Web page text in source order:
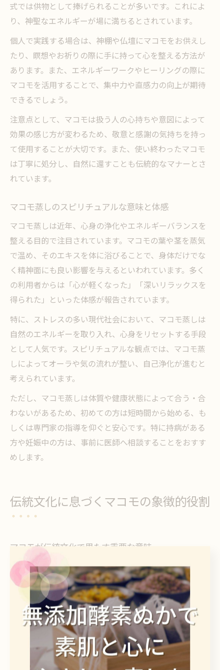
式では供物として捧げられることが多いです。これによ
り、神聖なエネルギーが場に満ちるとされています。
個人で実践する場合は、神棚や仏壇にマコモをお供えし
たり、瞑想やお祈りの際に手に持って心を整える方法が
あります。また、エネルギーワークやヒーリングの際に
マコモを活用することで、集中力や直感力の向上が期待
できるでしょう。
注意点として、マコモは扱う人の心持ちや意図によって
効果の感じ方が変わるため、敬意と感謝の気持ちを持っ
て使用することが大切です。また、使い終わったマコモ
は丁寧に処分し、自然に還すことも伝統的なマナーとさ
れています。
マコモ蒸しのスピリチュアルな意味と体感
マコモ蒸しは近年、心身の浄化やエネルギーバランスを
整える目的で注目されています。マコモの葉や茎を蒸気
で温め、そのエキスを体に浴びることで、身体だけでな
く精神面にも良い影響を与えるといわれています。多く
の利用者からは「心が軽くなった」「深いリラックスを
得られた」といった体感が報告されています。
特に、ストレスの多い現代社会において、マコモ蒸しは
自然のエネルギーを取り入れ、心身をリセットする手段
として人気です。スピリチュアルな観点では、マコモ蒸
しによってオーラや気の流れが整い、自己浄化が進むと
考えられています。
ただし、マコモ蒸しは体質や健康状態によって合う・合
わないがあるため、初めての方は短時間から始める、も
しくは専門家の指導を仰ぐと安心です。特に持病がある
方や妊娠中の方は、事前に医師へ相談することをおすす
めします。
伝統文化に息づくマコモの象徴的役割
マコモが伝統文化で果たす重要な意味
マコモは、古代より日本の伝統文化において神聖視され
てきた植物です。その存在は単なる植物にとどまらず、
「神が宿る草」としての象徴的な意味を持ち、神事や仏
事に欠かせない役割を果たしています。多くの神社や仏
閣では、マコモを用いて場の浄化や神聖な空間の創出が
行われてきました。
なぜマコモが重要視されたのかというと、その強い生命